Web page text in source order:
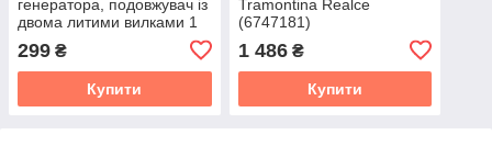
генератора, подовжувач із
двома литими вилками 1
м ГОСТ 2х1,5мм² (3680Вт,
16А, 250В)
299 ₴
Купити
Tramontina Realce
(6747181)
1 486₴
Купити